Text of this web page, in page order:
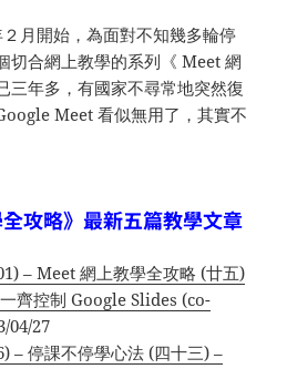
月開始，為面對不知幾多輪停
切合網上教學的系列《 Meet 網
三年多，有國家不尋常地突然復
Meet 看似無用了，其實不
攻略》最新五篇教學文章
– Meet 網上教學全攻略 (廿五)
齊控制 Google Slides (co-
04/27
– 停課不停學心法 (四十三) –